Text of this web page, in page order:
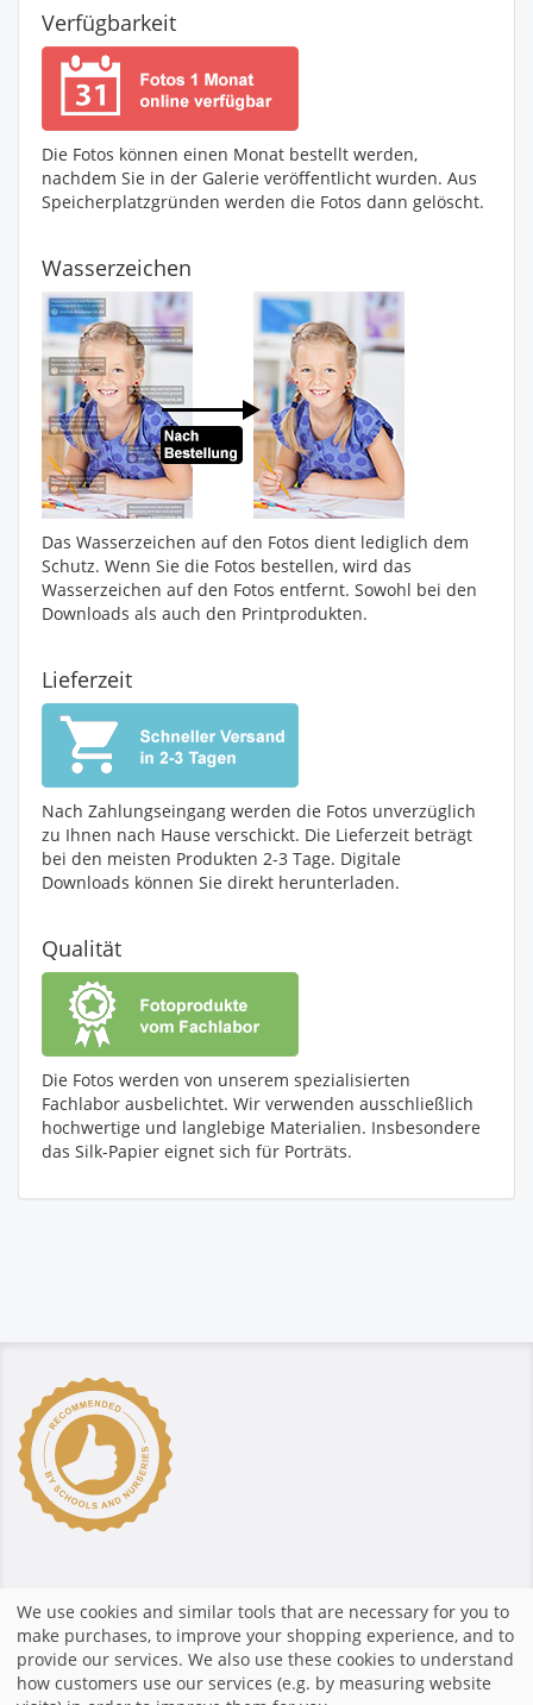
Verfügbarkeit
Die Fotos können einen Monat bestellt werden,
nachdem Sie in der Galerie veröffentlicht wurden. Aus
Speicherplatzgründen werden die Fotos dann gelöscht.
Wasserzeichen
Das Wasserzeichen auf den Fotos dient lediglich dem
Schutz. Wenn Sie die Fotos bestellen, wird das
Wasserzeichen auf den Fotos entfernt. Sowohl bei den
Downloads als auch den Printprodukten.
Lieferzeit
Nach Zahlungseingang werden die Fotos unverzüglich
zu Ihnen nach Hause verschickt. Die Lieferzeit beträgt
bei den meisten Produkten 2-3 Tage. Digitale
Downloads können Sie direkt herunterladen.
Qualität
Die Fotos werden von unserem spezialisierten
Fachlabor ausbelichtet. Wir verwenden ausschließlich
hochwertige und langlebige Materialien. Insbesondere
das Silk-Papier eignet sich für Porträts.
We use cookies and similar tools that are necessary for you to
make purchases, to improve your shopping experience, and to
provide our services. We also use these cookies to understand
how customers use our services (e.g. by measuring website